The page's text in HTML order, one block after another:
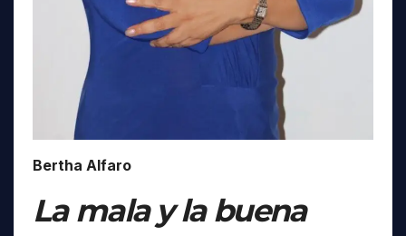
Bertha Alfaro
La mala y la buena